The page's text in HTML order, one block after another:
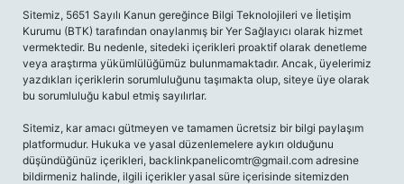
Sitemiz, 5651 Sayılı Kanun gereğince Bilgi Teknolojileri ve İletişim
Kurumu (BTK) tarafından onaylanmış bir Yer Sağlayıcı olarak hizmet
vermektedir. Bu nedenle, sitedeki içerikleri proaktif olarak denetleme
veya araştırma yükümlülüğümüz bulunmamaktadır. Ancak, üyelerimiz
yazdıkları içeriklerin sorumluluğunu taşımakta olup, siteye üye olarak
bu sorumluluğu kabul etmiş sayılırlar.
Sitemiz, kar amacı gütmeyen ve tamamen ücretsiz bir bilgi paylaşım
platformudur. Hukuka ve yasal düzenlemelere aykırı olduğunu
düşündüğünüz içerikleri, backlinkpanelicomtr@gmail.com adresine
bildirmeniz halinde, ilgili içerikler yasal süre içerisinde sitemizden